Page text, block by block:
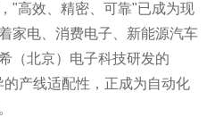
"高效、精密、可靠"已成为现
家电、消费电子、新能源汽车
（北京）电子科技研发的
的产线适配性，正成为自动化